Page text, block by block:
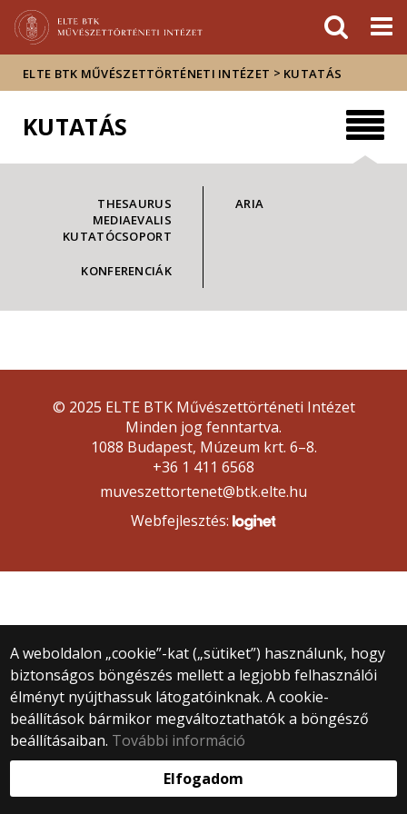
sajtóban
ELTE BTK MŰVÉSZETTÖRTÉNETI INTÉZET > KUTATÁS
KUTATÁS
THESAURUS
MEDIAEVALIS
KUTATÓCSOPORT
KONFERENCIÁK
ARIA
A weboldalon „cookie”-kat („sütiket”) használunk, hogy
biztonságos böngészés mellett a legjobb felhasználói
élményt nyújthassuk látogatóinknak. A cookie-
beállítások bármikor megváltoztathatók a böngésző
beállításaiban. További információ
Elfogadom
© 2025 ELTE BTK Művészettörténeti Intézet
Minden jog fenntartva.
1088 Budapest, Múzeum krt. 6–8.
+36 1 411 6568
muveszettortenet@btk.elte.hu
Webfejlesztés: